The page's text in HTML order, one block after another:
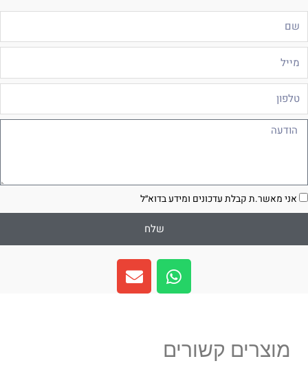
אני מאשר.ת קבלת עדכונים ומידע בדוא״ל
שלח
W
h
a
a
E
n
v
מוצרים קשורים